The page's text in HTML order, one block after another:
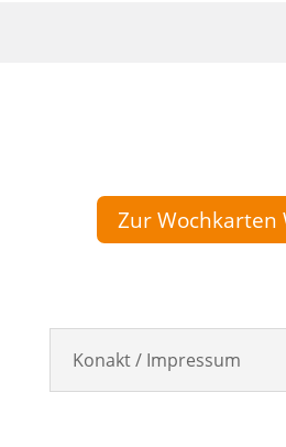
Zur Wochkarten
Konakt / Impressum